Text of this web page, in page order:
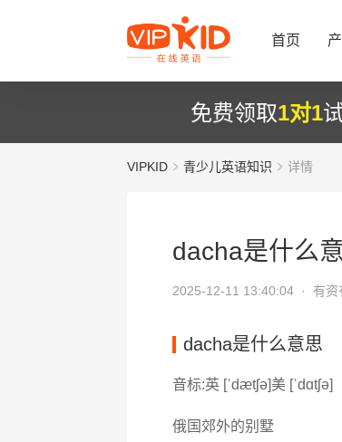
首页
免费领取1对1
VIPKID 青少儿英语知识 详情
dacha是什么
2025-12-11 13:40:04 · 有资
dacha是什么意思
音标:英 [ˈdætʃə]美 [ˈdɑtʃə]
俄国郊外的别墅